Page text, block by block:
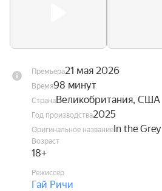
Премьера21 мая 2026
Время98 минут
СтранаВеликобритания, США
Год производства2025
Оригинальное названиеIn the Grey
Возраст
18+
Режиссёр
Гай Ричи